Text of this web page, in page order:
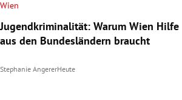
Wien
Jugendkriminalität: Warum Wien Hilfe
aus den Bundesländern braucht
Stephanie AngererHeute